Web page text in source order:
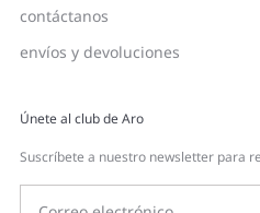
contáctanos
envíos y devoluciones
Únete al club de Aro
Suscríbete a nuestro newsletter para